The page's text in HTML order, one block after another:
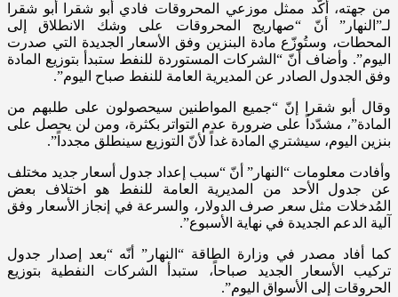
من جهته، أكّد ممثل موزعي المحروقات فادي أبو شقرا أبو شقرا
لـ”النهار” أنّ “صهاريج المحروقات على وشك الانطلاق إلى
المحطات، وستُوزّع مادة البنزين وفق الأسعار الجديدة التي صدرت
اليوم”. وأضاف أنّ “الشركات المستوردة للنفط ستبدأ بتوزيع المادة
وفق الجدول الصادر عن المديرية العامة للنفط صباح اليوم”.
وقال أبو شقرا إنّ “جميع المواطنين سيحصولون على طلبهم من
المادة”، مشدّداً على ضرورة عدم التواتر بكثرة، ومن لن يحصل على
بنزين اليوم، سيشتري المادة غداً لأنّ التوزيع سينطلق مجدداً”.
وأفادت معلومات “النهار” أنّ “سبب إعداد جدول أسعار جديد مختلف
عن جدول الأحد من المديرية العامة للنفط هو اختلاف بعض
المُدخلات مثل سعر صرف الدولار، والسرعة في إنجاز الأسعار وفق
آلية الدعم الجديدة في نهاية الأسبوع”.
كما أفاد مصدر في وزارة الطاقة “النهار” أنّه “بعد إصدار جدول
تركيب الأسعار الجديد صباحاً، ستبدأ الشركات النفطية بتوزيع
الحروقات إلى الأسواق اليوم”.